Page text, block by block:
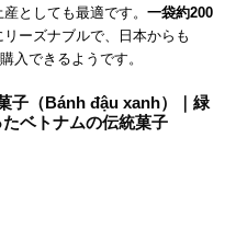
としても最適です。 一袋約200
リーズナブルで、日本からも
入できるようです。
子（Bánh đậu xanh）｜緑
ベトナムの伝統菓子